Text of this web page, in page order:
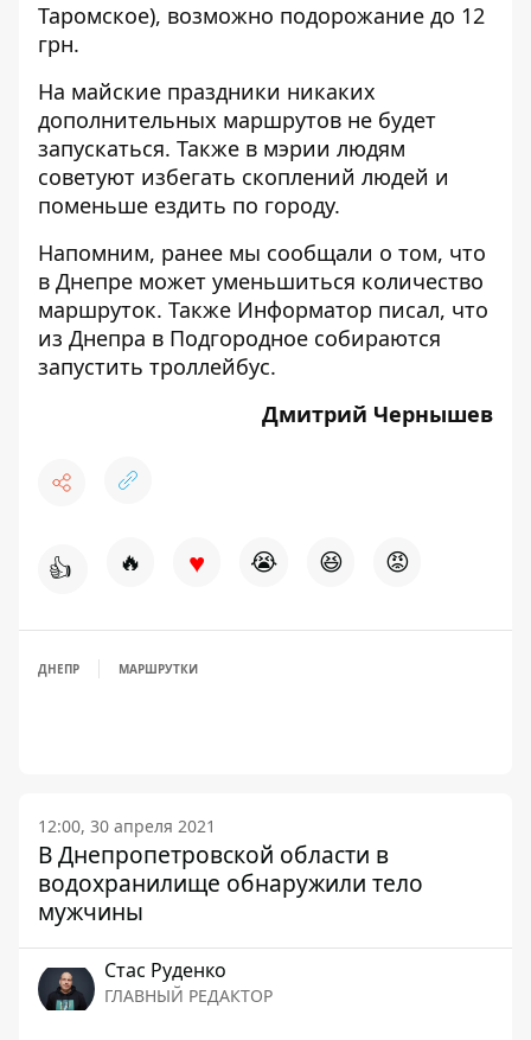
Таромское), возможно подорожание до 12
грн.
На майские праздники никаких
дополнительных маршрутов не будет
запускаться. Также в мэрии людям
советуют избегать скоплений людей и
поменьше ездить по городу.
Напомним, ранее мы сообщали о том, что
в Днепре может уменьшиться количество
маршруток. Также Информатор писал, что
из Днепра в Подгородное собираются
запустить троллейбус.
Дмитрий Чернышев
👍 🔥 ♥ 😭 😆 😡
ДНЕПР МАРШРУТКИ
12:00, 30 апреля 2021
В Днепропетровской области в
водохранилище обнаружили тело
мужчины
Стаc Руденко
ГЛАВНЫЙ РЕДАКТОР